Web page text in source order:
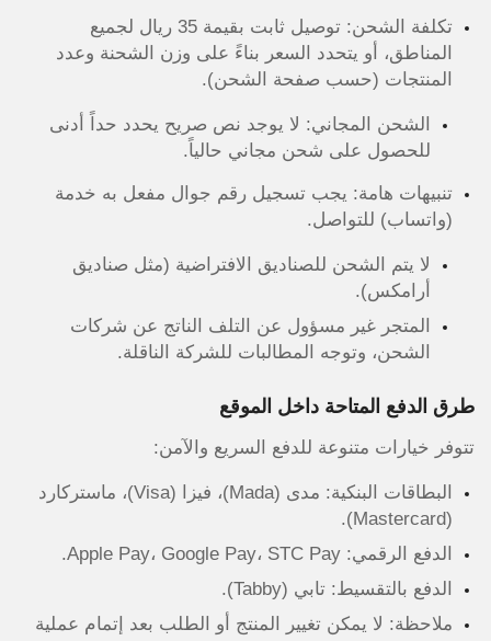
تكلفة الشحن: توصيل ثابت بقيمة 35 ريال لجميع
المناطق، أو يتحدد السعر بناءً على وزن الشحنة وعدد
المنتجات (حسب صفحة الشحن).
الشحن المجاني: لا يوجد نص صريح يحدد حداً أدنى
للحصول على شحن مجاني حالياً.
تنبيهات هامة: يجب تسجيل رقم جوال مفعل به خدمة
(واتساب) للتواصل.
لا يتم الشحن للصناديق الافتراضية (مثل صناديق
أرامكس).
المتجر غير مسؤول عن التلف الناتج عن شركات
الشحن، وتوجه المطالبات للشركة الناقلة.
طرق الدفع المتاحة داخل الموقع
تتوفر خيارات متنوعة للدفع السريع والآمن:
البطاقات البنكية: مدى (Mada)، فيزا (Visa)، ماستركارد
(Mastercard).
الدفع الرقمي: Apple Pay، Google Pay، STC Pay.
الدفع بالتقسيط: تابي (Tabby).
ملاحظة: لا يمكن تغيير المنتج أو الطلب بعد إتمام عملية